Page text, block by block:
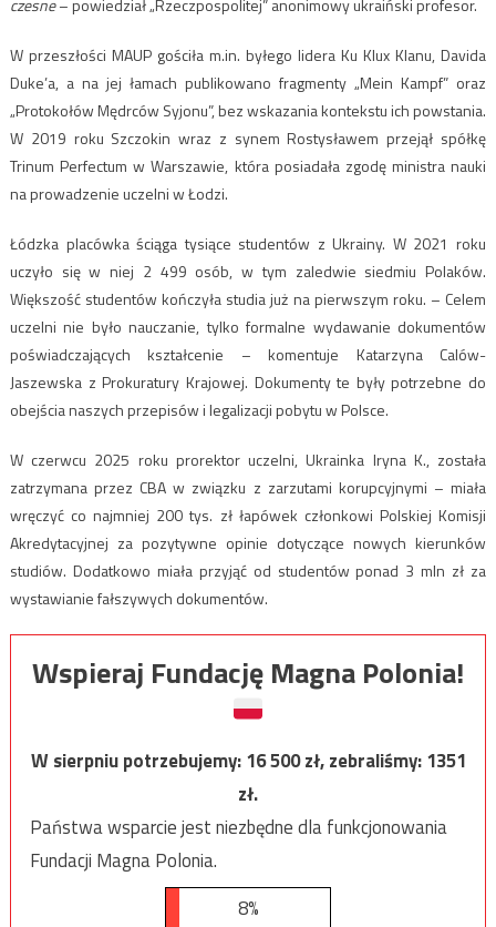
czesne– powiedział „Rzeczpospolitej” anonimowy ukraiński profesor.
W przeszłości MAUP gościła m.in. byłego lidera Ku Klux Klanu, Davida
Duke’a, a na jej łamach publikowano fragmenty „Mein Kampf” oraz
„Protokołów Mędrców Syjonu”, bez wskazania kontekstu ich powstania.
W 2019 roku Szczokin wraz z synem Rostysławem przejął spółkę
Trinum Perfectum w Warszawie, która posiadała zgodę ministra nauki
na prowadzenie uczelni w Łodzi.
Łódzka placówka ściąga tysiące studentów z Ukrainy. W 2021 roku
uczyło się w niej 2 499 osób, w tym zaledwie siedmiu Polaków.
Większość studentów kończyła studia już na pierwszym roku. – Celem
uczelni nie było nauczanie, tylko formalne wydawanie dokumentów
poświadczających kształcenie – komentuje Katarzyna Calów-
Jaszewska z Prokuratury Krajowej. Dokumenty te były potrzebne do
obejścia naszych przepisów i legalizacji pobytu w Polsce.
W czerwcu 2025 roku prorektor uczelni, Ukrainka Iryna K., została
zatrzymana przez CBA w związku z zarzutami korupcyjnymi – miała
wręczyć co najmniej 200 tys. zł łapówek członkowi Polskiej Komisji
Akredytacyjnej za pozytywne opinie dotyczące nowych kierunków
studiów. Dodatkowo miała przyjąć od studentów ponad 3 mln zł za
wystawianie fałszywych dokumentów.
Wspieraj Fundację Magna Polonia!
W sierpniu potrzebujemy:16 500zł, zebraliśmy:1351
zł.
Państwa wsparcie jest niezbędne dla funkcjonowania
Fundacji Magna Polonia.
8%